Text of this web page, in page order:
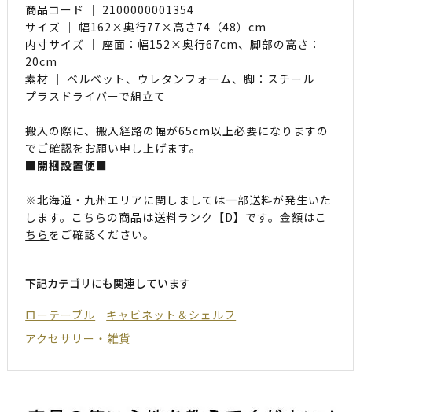
商品コード ｜ 2100000001354
サイズ ｜ 幅162×奥行77×高さ74（48）cm
内寸サイズ ｜ 座面：幅152×奥行67cm、脚部の高さ：
20cm
素材 ｜ ベルベット、ウレタンフォーム、脚：スチール
プラスドライバーで組立て
搬入の際に、搬入経路の幅が65cm以上必要になりますの
でご確認をお願い申し上げます。
■開梱設置便■
※北海道・九州エリアに関しましては一部送料が発生いた
します。こちらの商品は送料ランク【D】です。金額はこ
ちら をご確認ください。
下記カテゴリにも関連しています
ローテーブル
キャビネット＆シェルフ
アクセサリー・雑貨